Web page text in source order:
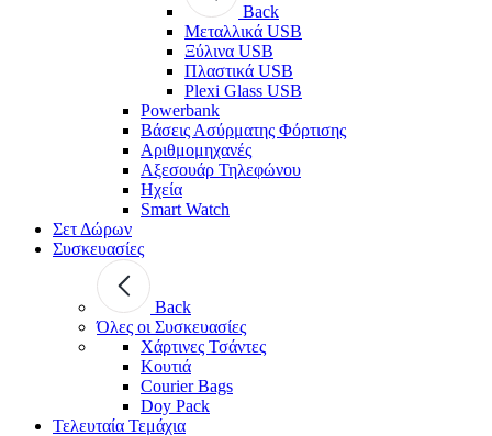
Back
Μεταλλικά USB
Ξύλινα USB
Πλαστικά USB
Plexi Glass USB
Powerbank
Βάσεις Ασύρματης Φόρτισης
Αριθμομηχανές
Αξεσουάρ Τηλεφώνου
Ηχεία
Smart Watch
Σετ Δώρων
Συσκευασίες
Back
Όλες οι Συσκευασίες
Χάρτινες Τσάντες
Κουτιά
Courier Bags
Doy Pack
Τελευταία Τεμάχια